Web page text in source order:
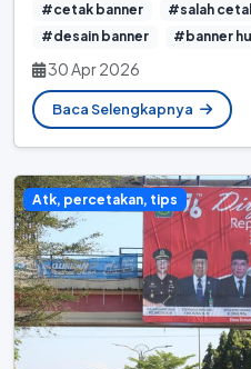
#cetak banner #salah
#desain banner
#banner
30 Apr 2026
Baca Selengkapnya
Atk, percetakan, tips